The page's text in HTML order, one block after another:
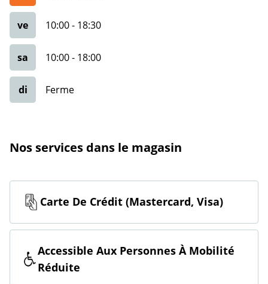
ve 10:00- 18:30
sa 10:00- 18:00
di Ferme
Nos services dans le magasin
Carte De Crédit (Mastercard, Visa)
Accessible Aux Personnes À Mobilité
Réduite